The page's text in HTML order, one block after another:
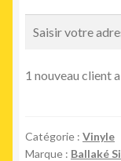
1 nouveau client
Catégorie : Vinyle
Marque : Ballaké